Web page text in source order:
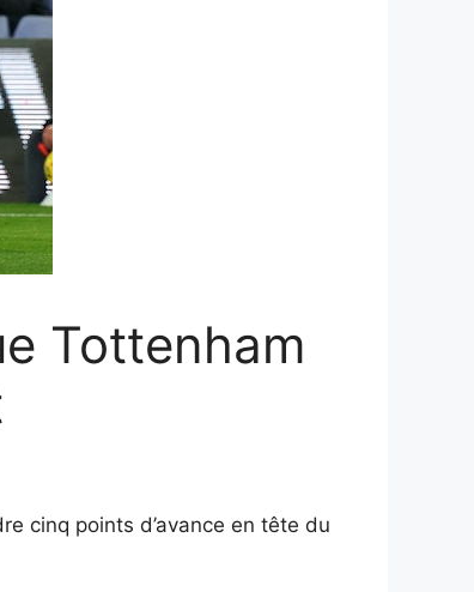
Tottenham
cinq points d’avance en tête du